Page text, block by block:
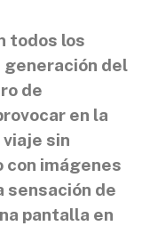
todos los
del
de
en la
sin
con imágenes
sensación de
pantalla en